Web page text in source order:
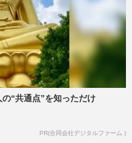
“共通点”を知っただけ
PR(合同会社デジタルファーム )